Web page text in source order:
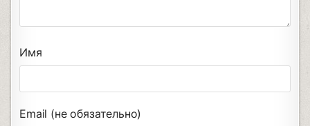
Имя
Email (не обязательно)